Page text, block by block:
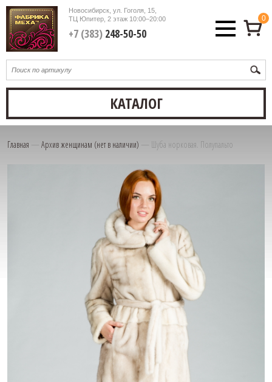
Новосибирск, ул. Гоголя, 15,
ТЦ Юпитер, 2 этаж10:00–20:00
+7 (383)248-50-50
0
КАТАЛОГ
Главная — Архив женщинам (нет в наличии) — Шуба норковая. Полупальто